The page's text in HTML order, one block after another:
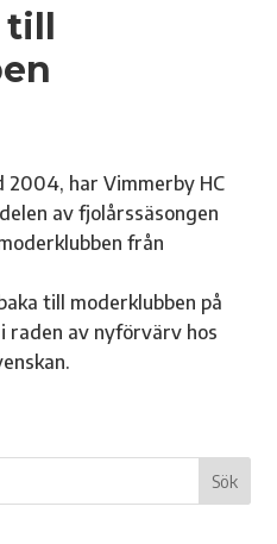
till
2004, har Vimmerby HC
av fjolårssäsongen
från
till moderklubben på
raden av nyförvärv hos